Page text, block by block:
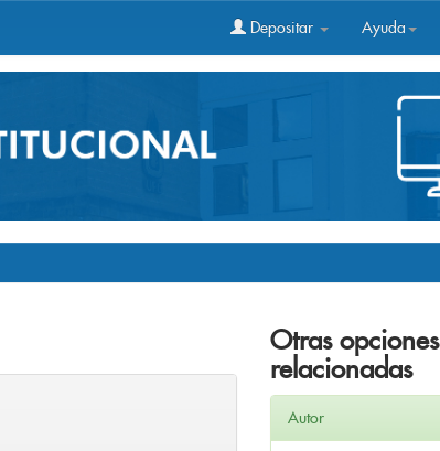
Depositar Ayuda
Otras opciones
relacionadas
Autor